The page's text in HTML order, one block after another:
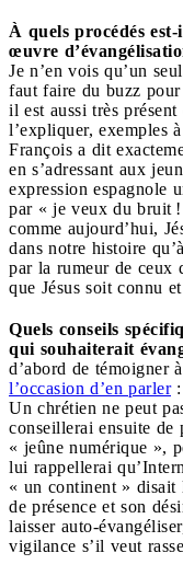
À quels procédés
œuvre
Je n’en vois qu’un
faut faire du buzz pour
il est aussi très
l’expliquer, exemples
François a dit
en s’adressant aux
expression espagnole
par « je veux du bruit
comme aujourd’hui,
dans notre histoire
par la rumeur de ceux
que Jésus soit connu
Quels conseils
qui souhaiterait
d’abord de témoigner
l’occasion d’en parler:
Un chrétien ne peut
conseillerai ensuite de
« jeûne numérique »,
lui rappellerai
« un continent »
de présence et son
laisser auto-
vigilance s’il veut